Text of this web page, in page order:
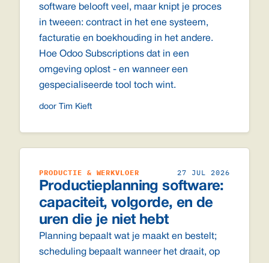
software belooft veel, maar knipt je proces
in tweeen: contract in het ene systeem,
facturatie en boekhouding in het andere.
Hoe Odoo Subscriptions dat in een
omgeving oplost - en wanneer een
gespecialiseerde tool toch wint.
door Tim Kieft
PRODUCTIE & WERKVLOER 27 JUL 2026
Productieplanning software:
capaciteit, volgorde, en de
uren die je niet hebt
Planning bepaalt wat je maakt en bestelt;
scheduling bepaalt wanneer het draait, op